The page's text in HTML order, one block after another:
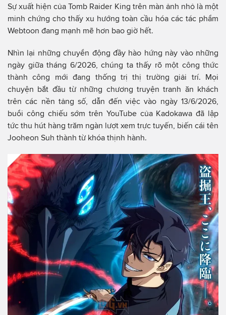
Sự xuất hiện của Tomb Raider King trên màn ảnh nhỏ là một
minh chứng cho thấy xu hướng toàn cầu hóa các tác phẩm
Webtoon đang mạnh mẽ hơn bao giờ hết.
Nhìn lại những chuyển động đầy hào hứng này vào những
ngày giữa tháng 6/2026, chúng ta thấy rõ một công thức
thành công mới đang thống trị thị trường giải trí. Mọi
chuyện bắt đầu từ những chương truyện tranh ăn khách
trên các nền tảng số, dẫn đến việc vào ngày 13/6/2026,
buổi công chiếu sớm trên YouTube của Kadokawa đã lập
tức thu hút hàng trăm ngàn lượt xem trực tuyến, biến cái tên
Jooheon Suh thành từ khóa thịnh hành.